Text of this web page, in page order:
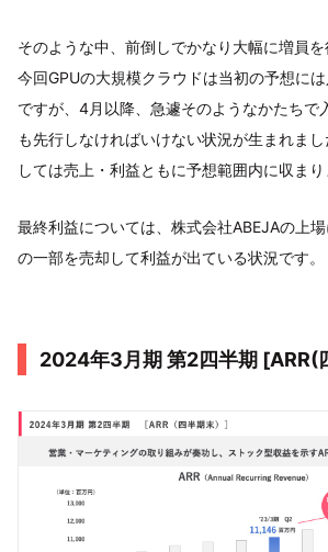
そのような中、前倒しでかなり大幅に増員を
今回GPUの大規模クラウドは当初の予想に
ですが、4月以降、急遽そのようなかたちで
も先行しなければいけない状況が生まれま
しては売上・利益ともに予想範囲内に収まり
最終利益については、株式会社ABEJAの上
の一部を売却して利益が出ている状況です。
2024年3月期 第2四半期 [ARR(